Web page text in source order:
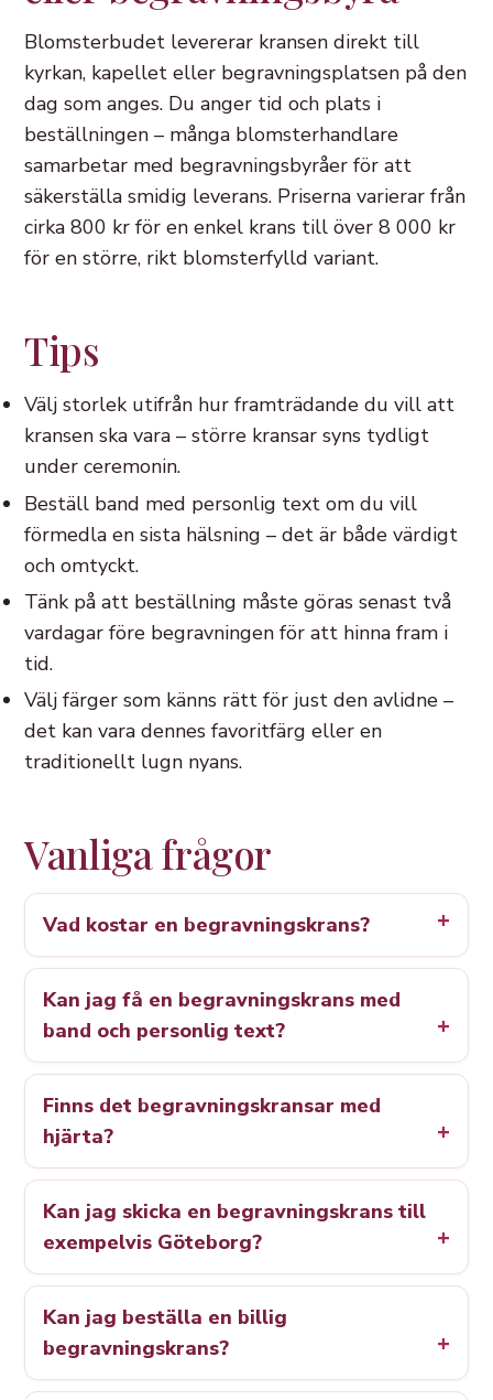
Blomsterbudet levererar kransen direkt till
kyrkan, kapellet eller begravningsplatsen på den
dag som anges. Du anger tid och plats i
beställningen – många blomsterhandlare
samarbetar med begravningsbyråer för att
säkerställa smidig leverans. Priserna varierar från
cirka 800 kr för en enkel krans till över 8 000 kr
för en större, rikt blomsterfylld variant.
Tips
Välj storlek utifrån hur framträdande du vill att
kransen ska vara – större kransar syns tydligt
under ceremonin.
Beställ band med personlig text om du vill
förmedla en sista hälsning – det är både värdigt
och omtyckt.
Tänk på att beställning måste göras senast två
vardagar före begravningen för att hinna fram i
tid.
Välj färger som känns rätt för just den avlidne –
det kan vara dennes favoritfärg eller en
traditionellt lugn nyans.
Vanliga frågor
Vad kostar en begravningskrans?
Kan jag få en begravningskrans med
band och personlig text?
Finns det begravningskransar med
hjärta?
Kan jag skicka en begravningskrans till
exempelvis Göteborg?
Kan jag beställa en billig
begravningskrans?